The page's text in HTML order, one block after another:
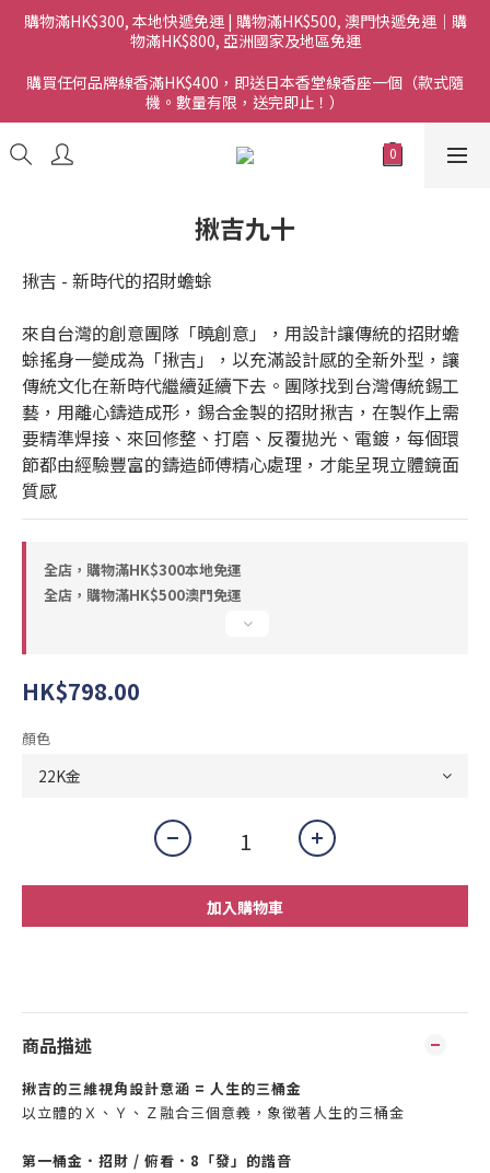
購物滿HK$300, 本地快遞免運 | 購物滿HK$500, 澳門快遞免運｜購
物滿HK$800, 亞洲國家及地區免運
購買任何品牌線香滿HK$400，即送日本香堂線香座一個（款式隨
機。數量有限，送完即止！）
揪吉九十
揪吉 - 新時代的招財蟾蜍
來自台灣的創意團隊「曉創意」，用設計讓傳統的招財蟾
蜍搖身一變成為「揪吉」，以充滿設計感的全新外型，讓
傳統文化在新時代繼續延續下去。團隊找到台灣傳統錫工
藝，用離心鑄造成形，錫合金製的招財揪吉，在製作上需
要精準焊接、來回修整、打磨、反覆拋光、電鍍，每個環
節都由經驗豐富的鑄造師傅精心處理，才能呈現立體鏡面
質感
全店，購物滿HK$300本地免運
全店，購物滿HK$500澳門免運
HK$798.00
顏色
加入購物車
商品描述
揪吉的三維視角設計意涵 = 人生的三桶金
以立體的Ｘ、Ｙ、Ｚ融合三個意義，象徵著人生的三桶金
第一桶金．招財 / 俯看．8「發」的諧音